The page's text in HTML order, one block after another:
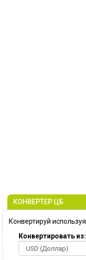
КОНВЕРТЕР ЦБ
Конвертируй используя
Конвертировать из: